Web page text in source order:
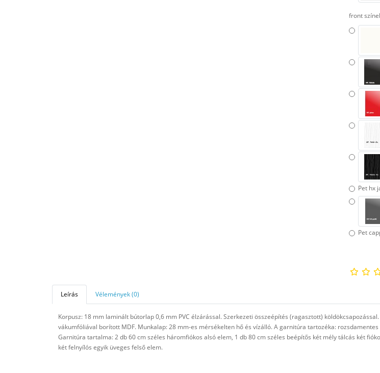
front
Pet hx
Pet
Leírás Vélemények (0)
Korpusz: 18 mm laminált bútorlap 0,6 mm PVC élzárással. Szerkezeti összeépítés (ragasztott)
vákumfóliával borított MDF. Munkalap: 28 mm-es mérsékelten hő és vízálló. A garnitúra tartozéka:
Garnitúra tartalma: 2 db 60 cm széles háromfiókos alsó elem, 1 db 80 cm széles beépítős két mély tálcás két
két felnyílós egyik üveges felső elem.